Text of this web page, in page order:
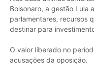
Bolsonaro, a gestão Lula
parlamentares, recursos
destinar para
O valor liberado no
acusações da oposição.